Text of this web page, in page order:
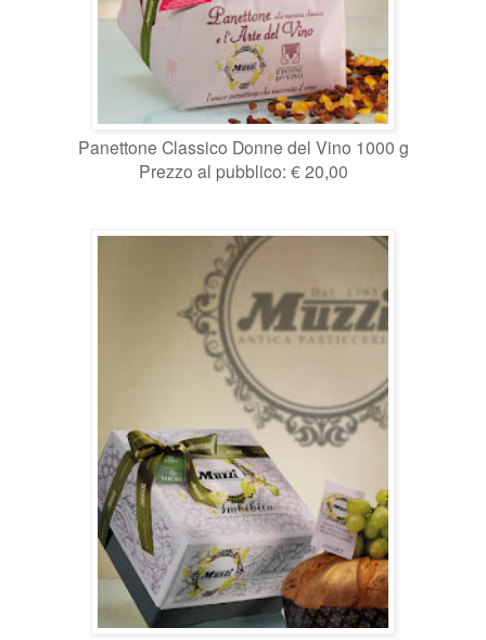
Panettone Classico Donne del Vino 1000 g
Prezzo al pubblico: € 20,00